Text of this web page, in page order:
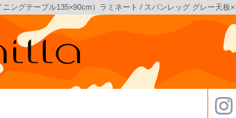
ングテーブル135×90cm）ラミネート / スパンレッグ グレー天板